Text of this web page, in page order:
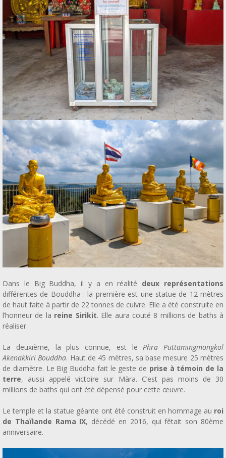
Dans le Big Buddha, il y a en réalité deux représentations
différentes de Bouddha : la première est une statue de 12 mètres
de haut faite à partir de 22 tonnes de cuivre. Elle a été construite en
l’honneur de la reine Sirikit. Elle aura couté 8 millions de baths à
réaliser.
La deuxième, la plus connue, est lePhra Puttamingmongkol
Akenakkiri Bouddha. Haut de 45 mètres, sa base mesure 25 mètres
de diamètre. Le Big Buddha fait le geste de prise à témoin de la
terre, aussi appelé victoire sur Māra. C’est pas moins de 30
millions de baths qui ont été dépensé pour cette œuvre.
Le temple et la statue géante ont été construit en hommage au roi
de Thaïlande Rama IX, décédé en 2016, qui fêtait son 80ème
anniversaire.